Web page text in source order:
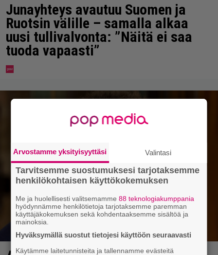
Junayhteys avautuu Suomen ja
Ruotsin välille – samalla alkaa
uusi tullivalvonta: ”Näitä ei saa
tuoda vapaasti”
Arvostamme yksityisyyttäsi Valintasi
Tarvitsemme suostumuksesi tarjotaksemme
henkilökohtaisen käyttökokemuksen
Me ja huolellisesti valitsemamme88 teknologiakumppania
hyödynnämme henkilötietoja tarjotaksemme paremman
käyttäjäkokemuksen sekä kohdentaaksemme sisältöä ja
mainoksia.
Hyväksymällä suostut tietojesi käyttöön seuraavasti
Käytämme laitetunnisteita ja tallennamme evästeitä